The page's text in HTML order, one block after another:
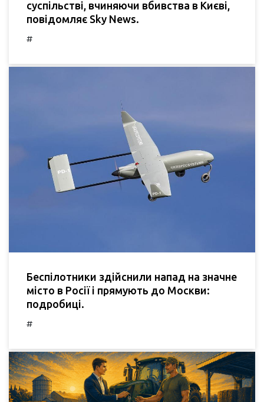
суспільстві, вчиняючи вбивства в Києві,
повідомляє Sky News.
#
Беспілотники здійснили напад на значне
місто в Росії і прямують до Москви:
подробиці.
#